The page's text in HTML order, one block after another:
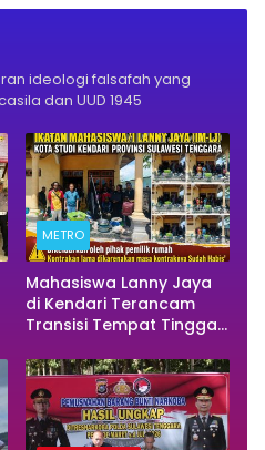
ideologi falsafah yang
dan UUD 1945
METRO
Mahasiswa Lanny Jaya
di Kendari Terancam
Transisi Tempat Tinggal
Berakhir